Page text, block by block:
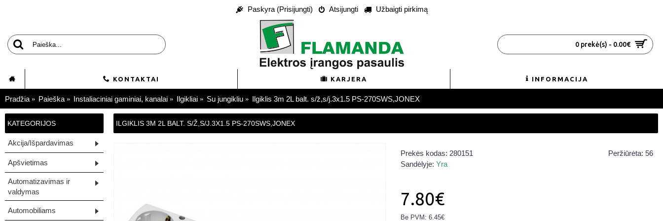
Paskyra (Prisijungti) Atsijungti Užbaigti pirkimą
0 prekė(s) - 0.00€
KONTAKTAI KARJERA INFORMACIJA
Pradžia Paieška Instaliaciniai gaminiai, kanalai Ilgikliai Su jungikliu Ilgiklis 3m 2L balt. s/ž,s/j.3x1.5 PS-270SWS,JONEX
KATEGORIJOS
Akcija/Išpardavimas
Apšvietimas
Automatizavimas ir
valdymas
Automobiliams
ILGIKLIS 3M 2L BALT. S/Ž,S/J.3X1.5 PS-270SWS,JONEX
Peržiūrėta: 56
Prekės kodas: 280151
Sandėlyje: Yra
7.80€
Be PVM: 6.45€